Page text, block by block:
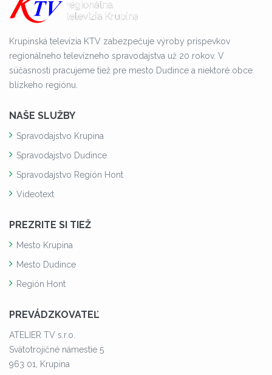
Krupinská televízia KTV zabezpečuje výroby príspevkov
regionálneho televízneho spravodajstva už 20 rokov. V
súčasnosti pracujeme tiež pre mesto Dudince a niektoré obce
blízkeho regiónu.
NAŠE SLUŽBY
Spravodajstvo Krupina
Spravodajstvo Dudince
Spravodajstvo Región Hont
Videotext
PREZRITE SI TIEŽ
Mesto Krupina
Mesto Dudince
Región Hont
PREVÁDZKOVATEĽ
ATELIER TV s.r.o.
Svätotrojičné námestie 5
963 01, Krupina